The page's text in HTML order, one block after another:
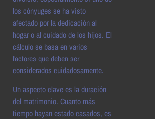
los cónyuges se ha visto
afectado por la dedicación al
hogar o al cuidado de los hijos. El
cálculo se basa en varios
factores que deben ser
considerados cuidadosamente.
Un aspecto clave es la duración
del matrimonio. Cuanto más
tiempo hayan estado casados, es